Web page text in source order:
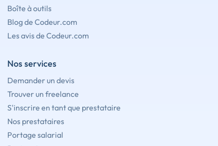
Boîte à outils
Blog de Codeur.com
Les avis de Codeur.com
Nos services
Demander un devis
Trouver un freelance
S'inscrire en tant que prestataire
Nos prestataires
Portage salarial